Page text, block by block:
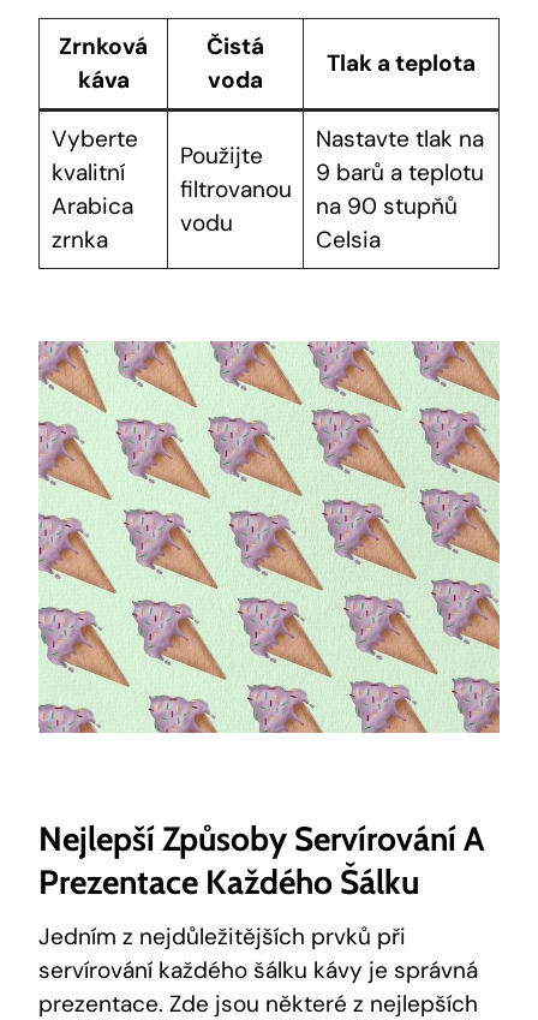
Zrnková
káva
Čistá
voda
Tlak a teplota
Vyberte
kvalitní
Arabica
zrnka
Použijte
filtrovanou
vodu
Nastavte tlak na
9 barů a teplotu
na 90 stupňů
Celsia
Nejlepší Způsoby Servírování A
Prezentace Každého Šálku
Jedním z nejdůležitějších prvků při
servírování každého šálku kávy je správná
prezentace. Zde jsou některé z nejlepších